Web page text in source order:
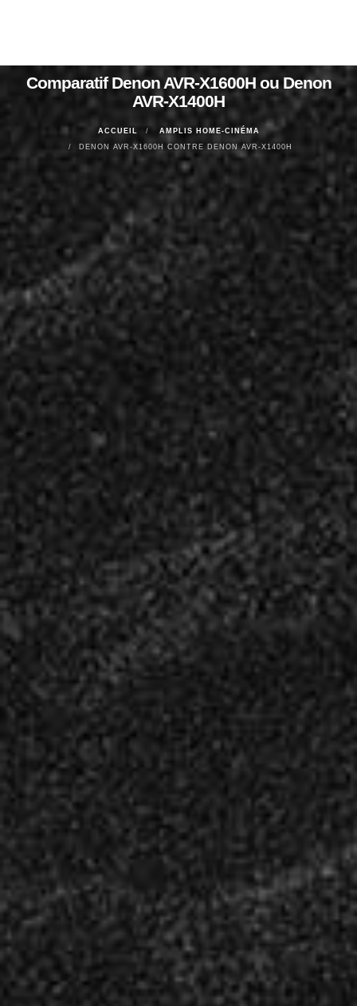
Comparatif Denon AVR-X1600H ou Denon
AVR-X1400H
ACCUEIL
AMPLIS HOME-CINÉMA
DENON AVR-X1600H CONTRE DENON AVR-X1400H